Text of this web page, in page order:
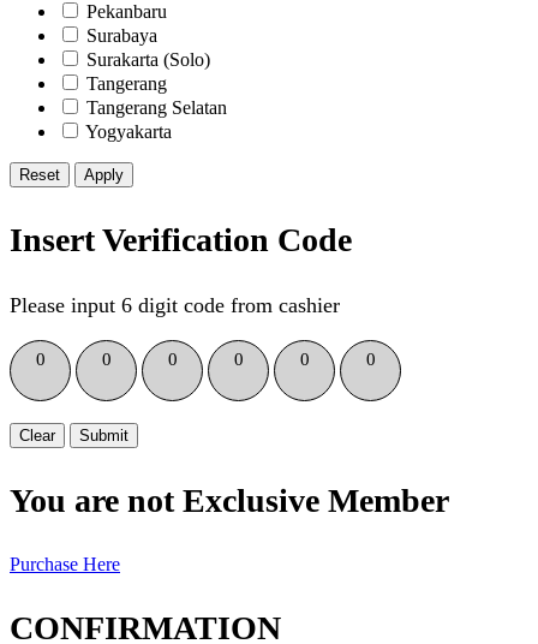
Pekanbaru
Surabaya
Surakarta (Solo)
Tangerang
Tangerang Selatan
Yogyakarta
Reset
Insert Verification Code
Please input 6 digit code from cashier
0 0 0 0 0 0
Clear Submit
You are not Exclusive Member
Purchase Here
CONFIRMATION